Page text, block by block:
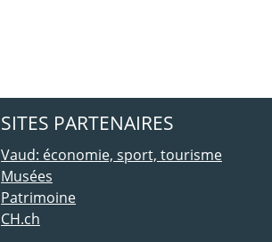
SITES PARTENAIRES
Vaud: économie, sport, tourisme
Musées
Patrimoine
CH.ch